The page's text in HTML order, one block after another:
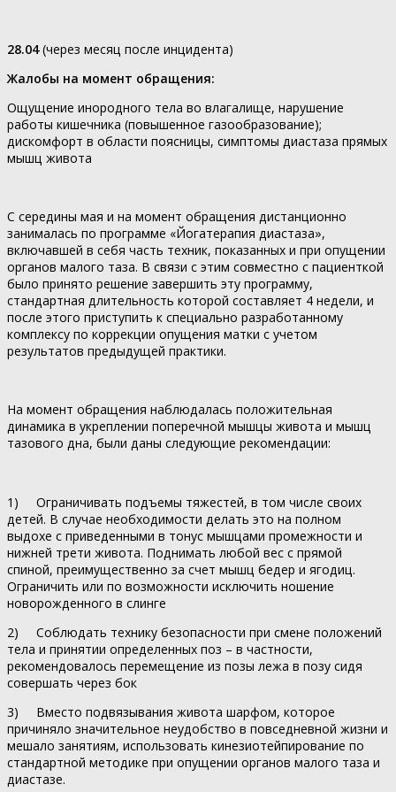
28.04(через месяц после инцидента)
Жалобы на момент обращения:
Ощущение инородного тела во влагалище, нарушение
работы кишечника (повышенное газообразование);
дискомфорт в области поясницы, симптомы диастаза прямых
мышц живота
С середины мая и на момент обращения дистанционно
занималась по программе «Йогатерапия диастаза»,
включавшей в себя часть техник, показанных и при опущении
органов малого таза. В связи с этим совместно с пациенткой
было принято решение завершить эту программу,
стандартная длительность которой составляет 4 недели, и
после этого приступить к специально разработанному
комплексу по коррекции опущения матки с учетом
результатов предыдущей практики.
На момент обращения наблюдалась положительная
динамика в укреплении поперечной мышцы живота и мышц
тазового дна, были даны следующие рекомендации:
1) Ограничивать подъемы тяжестей, в том числе своих
детей. В случае необходимости делать это на полном
выдохе с приведенными в тонус мышцами промежности и
нижней трети живота. Поднимать любой вес с прямой
спиной, преимущественно за счет мышц бедер и ягодиц.
Ограничить или по возможности исключить ношение
новорожденного в слинге
2) Соблюдать технику безопасности при смене положений
тела и принятии определенных поз – в частности,
рекомендовалось перемещение из позы лежа в позу сидя
совершать через бок
3) Вместо подвязывания живота шарфом, которое
причиняло значительное неудобство в повседневной жизни и
мешало занятиям, использовать кинезиотейпирование по
стандартной методике при опущении органов малого таза и
диастазе.